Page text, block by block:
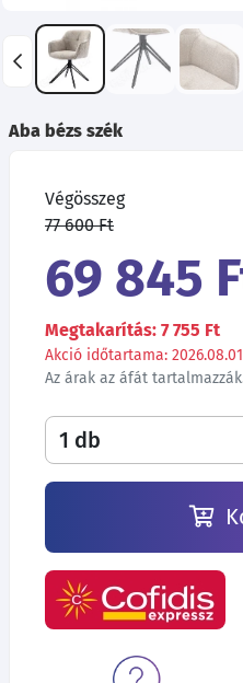
Aba bézs szék
Végösszeg
77 600 Ft
69 845
Megtakarítás: 7 755 Ft
Akció időtartama:
Az árak az áfát